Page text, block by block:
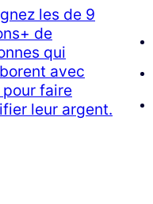
les de 9
de
qui
avec
pour faire
leur argent.